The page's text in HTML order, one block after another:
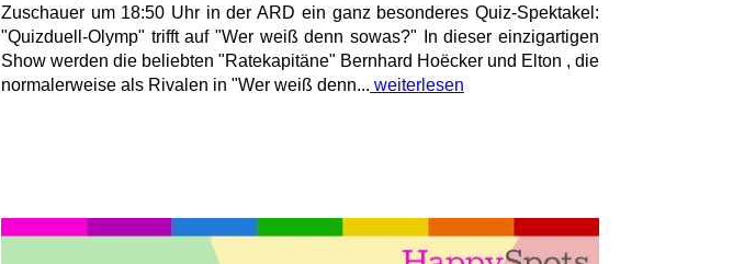
Zuschauer um 18:50 Uhr in der ARD ein ganz besonderes Quiz-Spektakel:
"Quizduell-Olymp" trifft auf "Wer weiß denn sowas?" In dieser einzigartigen
Show werden die beliebten "Ratekapitäne" Bernhard Hoëcker und Elton , die
normalerweise als Rivalen in "Wer weiß denn... weiterlesen